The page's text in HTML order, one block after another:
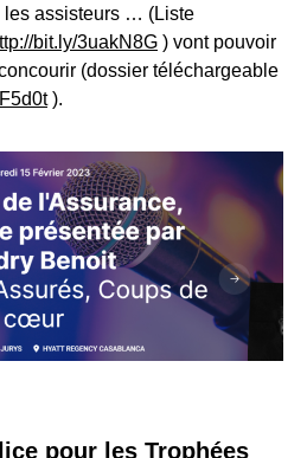
les assisteurs … (Liste
bit.ly/3uakN8G ) vont pouvoir
(dossier téléchargeable
).
pour les Trophées